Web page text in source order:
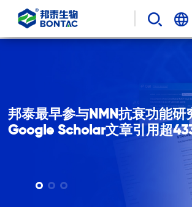
邦泰最早参与NMN抗衰功能研
Google Scholar文章引用超